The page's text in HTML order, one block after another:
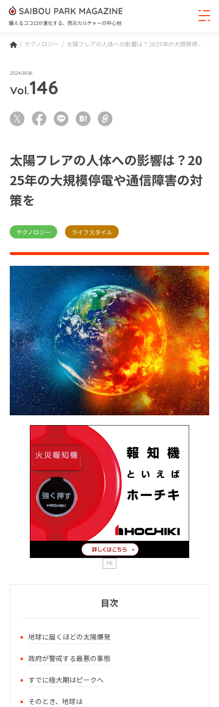
備えるココロが進化する、防災カルチャーの中心地
テクノロジー 太陽フレアの人体への影響は？2025年の大規模停...
2024.09.06
Vol.146
太陽フレアの人体への影響は？20
25年の大規模停電や通信障害の対
策を
テクノロジー ライフスタイル
PR
目次
地球に届くほどの太陽爆発
政府が警戒する最悪の事態
すでに極大期はピークへ
そのとき、地球は